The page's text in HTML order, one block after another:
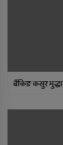
बैंकिङ कसुर